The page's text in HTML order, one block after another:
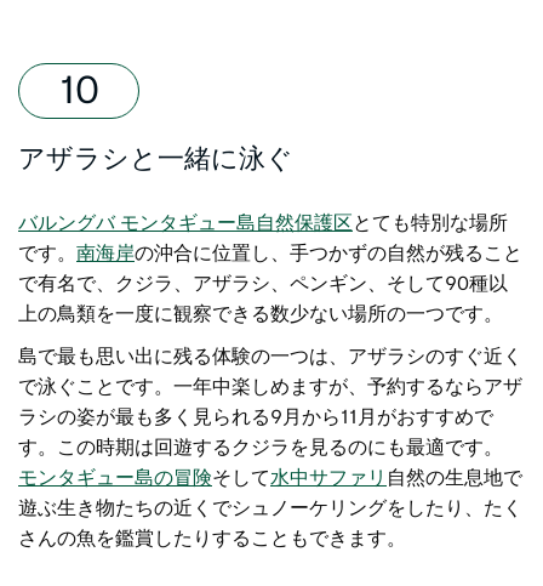
アザラシと一緒に泳ぐ
バルングバ モンタギュー島自然保護区 とても特別な場所
です。 南海岸の沖合に位置し
、手つかずの自然が残ること
で有名で、クジラ、アザラシ、ペンギン、そして90種以
上の鳥類を一度に観察できる数少ない場所の一つです。
島で最も思い出に残る体験の一つは、アザラシのすぐ近く
で泳ぐことです。一年中楽しめますが、予約するならアザ
ラシの姿が最も多く見られる9月から11月がおすすめで
す。この時期は回遊するクジラを見るのにも最適です。
モンタギュー島の冒険そして水中サファリ 自然の生息地で
遊ぶ生き物たちの近くでシュノーケリングをしたり、たく
さんの魚を鑑賞したりすることもできます。